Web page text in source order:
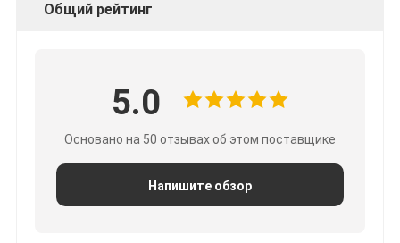
Общий рейтинг
5.0
Основано на 50 отзывах об этом поставщике
Напишите обзор